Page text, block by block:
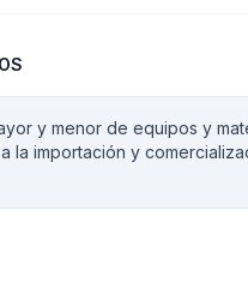
y menor de equipos y
la importación y